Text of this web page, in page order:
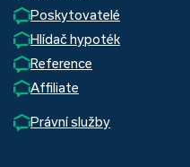
Poskytovatelé
Hlídač hypoték
Reference
Affiliate
Právní služby